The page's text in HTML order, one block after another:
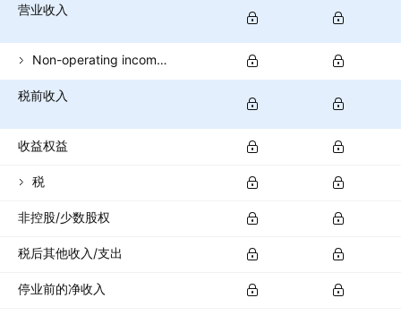
营业收入
Non-operating income (total)
税前收入
收益权益
税
非控股/少数股权
税后其他收入/支出
停业前的净收入